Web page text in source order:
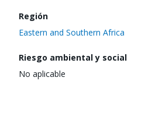
Región
Eastern and Southern Africa
Riesgo ambiental y social
No aplicable